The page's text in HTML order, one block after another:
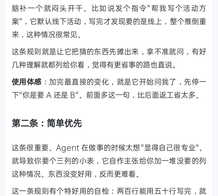
脑补一个就闷头开干。比如说发个指令"帮我写个活动方
案"，它默认线下活动，写完才发现要的是线上，整个推倒重
来，这种情况很常见。
这条规则就是让它把猜的东西先摊出来，拿不准就问，有好
几种理解就都列给你看，觉得有更省事的路也直说。
使用体感 ：加完最直接的变化，就是它开始问我了，先停一
下"你是要 A 还是 B"。前面多这一句，比后面返工省太多。
第二条：简单优先
这条很重要。Agent 在做事的时候太想"显得自己很专业"。
就导致你要个三列的小表，它自作主张给你加一堆没要的列
这种情况。东西没变好用，反而更难看。
这一条规则有个特好用的自检：两百行能用五十行写完，就